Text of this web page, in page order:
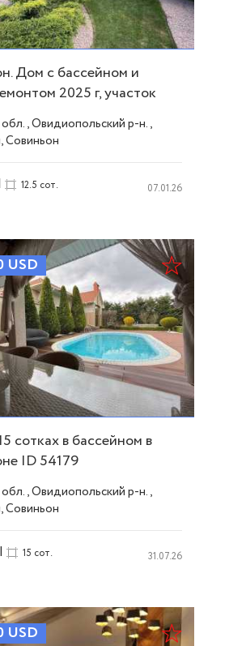
Дом с бассейном и
2025 г, участок
ID 53882
Овидиопольский р-н.,
Совиньон
12.5 сот. 07.01.26
USD
сотках в бассейном в
ID 54179
Овидиопольский р-н.,
Совиньон
| 15 сот. 31.07.26
USD